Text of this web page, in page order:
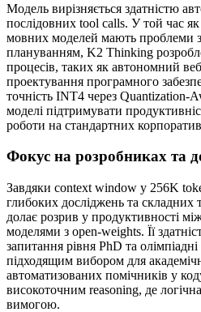
Модель вирізняється здатністю
послідовних tool calls. У той час як
мовних моделей мають проблеми
плануванням, K2 Thinking
процесів, таких як автономний
проектування програмного
точність INT4 через Quantization-
моделі підтримувати
роботи на стандартних
Фокус на розробниках та
Завдяки context window у 256K
глибоких досліджень та складних
долає розрив у продуктивності
моделями з open-weights. Її
запитання рівня PhD та олімпіадні
підходящим вибором для
автоматизованих помічників у
високоточним reasoning, де
вимогою.